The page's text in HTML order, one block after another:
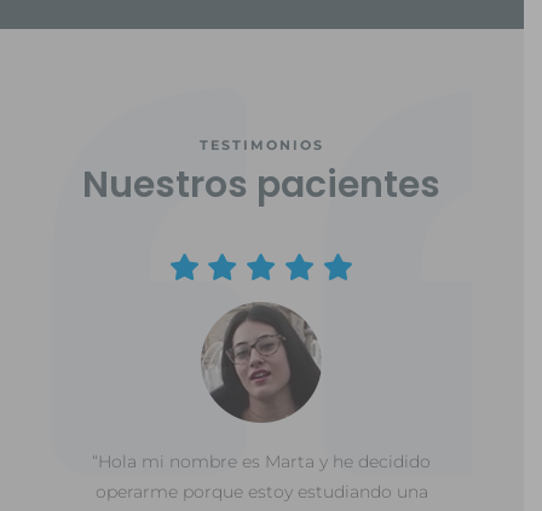
TESTIMONIOS
Nuestros pacientes
“Hola me llamo Ana y voy a operarme de